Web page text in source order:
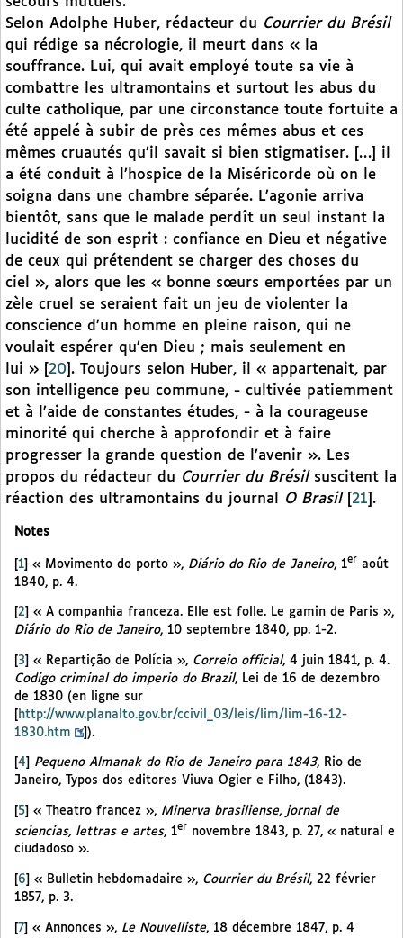
Selon Adolphe Huber, rédacteur du Courrier du Brésil
qui rédige sa nécrologie, il meurt dans « la
souffrance. Lui, qui avait employé toute sa vie à
combattre les ultramontains et surtout les abus du
culte catholique, par une circonstance toute fortuite a
été appelé à subir de près ces mêmes abus et ces
mêmes cruautés qu’il savait si bien stigmatiser. […] il
a été conduit à l’hospice de la Miséricorde où on le
soigna dans une chambre séparée. L’agonie arriva
bientôt, sans que le malade perdît un seul instant la
lucidité de son esprit : confiance en Dieu et négative
de ceux qui prétendent se charger des choses du
ciel », alors que les « bonne sœurs emportées par un
zèle cruel se seraient fait un jeu de violenter la
conscience d’un homme en pleine raison, qui ne
voulait espérer qu’en Dieu ; mais seulement en
lui »
20 . Toujours selon Huber, il « appartenait, par
son intelligence peu commune, - cultivée patiemment
et à l’aide de constantes études, - à la courageuse
minorité qui cherche à approfondir et à faire
progresser la grande question de l’avenir ». Les
propos du rédacteur du Courrier du Brésilsuscitent la
réaction des ultramontains du journal
O Brasil[ 21 .
Notes
[1] « Movimento do porto », Diário do Rio de Janeiro, 1er août
1840, p. 4.
2
« A companhia franceza. Elle est folle. Le gamin de Paris »,
Diário do Rio de Janeiro, 10 septembre 1840, pp. 1-2.
[3] « Repartição de Polícia », Correio official, 4 juin 1841, p. 4.
Codigo criminal do imperio do Brazil, Lei de 16 de dezembro
de 1830 (en ligne sur
[http://www.planalto.gov.br/ccivil_03/leis/lim/lim-16-12-
1830.htm
]).
4 Pequeno Almanak do Rio de Janeiro para 1843, Rio de
Janeiro, Typos dos editores Viuva Ogier e Filho, (1843).
5 « Theatro francez », Minerva brasiliense, jornal de
sciencias, lettras e artes, 1er novembre 1843, p. 27, « natural e
ciudadoso ».
6 « Bulletin hebdomadaire », Courrier du Brésil, 22 février
1857, p. 3.
[7] « Annonces », Le Nouvelliste, 18 décembre 1847, p. 4